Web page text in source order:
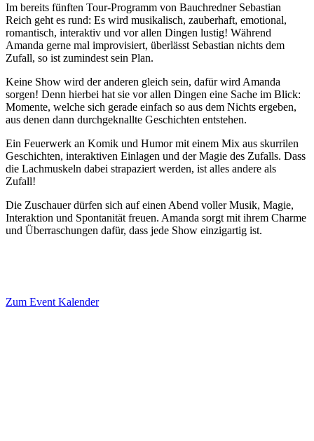
Im bereits fünften Tour-Programm von Bauchredner Sebastian
Reich geht es rund: Es wird musikalisch, zauberhaft, emotional,
romantisch, interaktiv und vor allen Dingen lustig! Während
Amanda gerne mal improvisiert, überlässt Sebastian nichts dem
Zufall, so ist zumindest sein Plan.
Keine Show wird der anderen gleich sein, dafür wird Amanda
sorgen! Denn hierbei hat sie vor allen Dingen eine Sache im Blick:
Momente, welche sich gerade einfach so aus dem Nichts ergeben,
aus denen dann durchgeknallte Geschichten entstehen.
Ein Feuerwerk an Komik und Humor mit einem Mix aus skurrilen
Geschichten, interaktiven Einlagen und der Magie des Zufalls. Dass
die Lachmuskeln dabei strapaziert werden, ist alles andere als
Zufall!
Die Zuschauer dürfen sich auf einen Abend voller Musik, Magie,
Interaktion und Spontanität freuen. Amanda sorgt mit ihrem Charme
und Überraschungen dafür, dass jede Show einzigartig ist.
Zum Event Kalender